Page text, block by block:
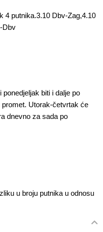
4 putnika.3.10 Dbv-Zag,4.10
Dbv
biti i dalje po
promet. Utorak-četvrtak će
dnevno za sada po
u broju putnika u odnosu